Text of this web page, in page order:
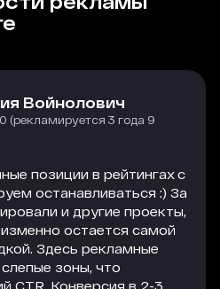
Войнолович
(рекламируется 3 года 9
позиции в рейтингах с
останавливаться :) За
и другие проекты,
остается самой
Здесь рекламные
зоны, что